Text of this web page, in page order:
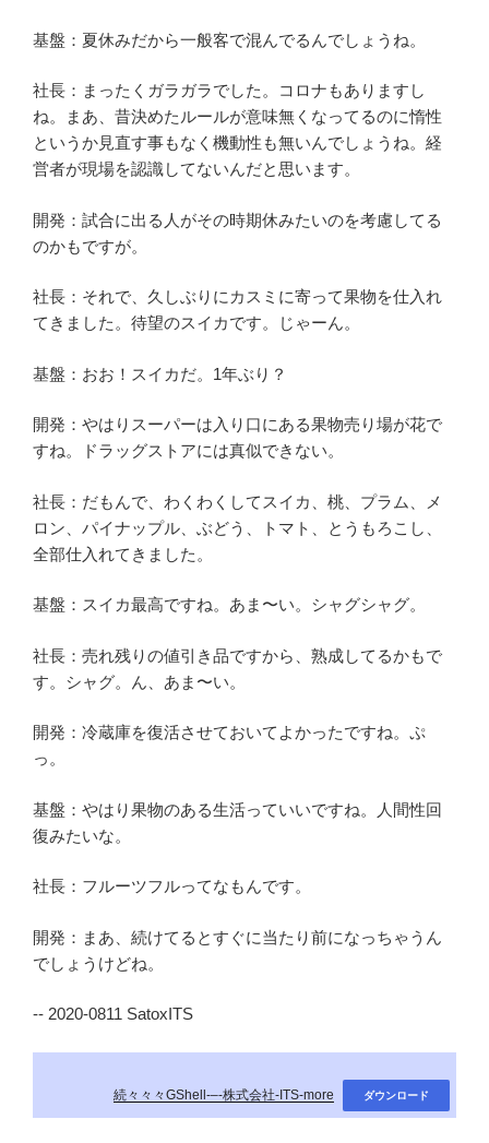
基盤：夏休みだから一般客で混んでるんでしょうね。
社長：まったくガラガラでした。コロナもありますし
ね。まあ、昔決めたルールが意味無くなってるのに惰性
というか見直す事もなく機動性も無いんでしょうね。経
営者が現場を認識してないんだと思います。
開発：試合に出る人がその時期休みたいのを考慮してる
のかもですが。
社長：それで、久しぶりにカスミに寄って果物を仕入れ
てきました。待望のスイカです。じゃーん。
基盤：おお！スイカだ。1年ぶり？
開発：やはりスーパーは入り口にある果物売り場が花で
すね。ドラッグストアには真似できない。
社長：だもんで、わくわくしてスイカ、桃、プラム、メ
ロン、パイナップル、ぶどう、トマト、とうもろこし、
全部仕入れてきました。
基盤：スイカ最高ですね。あま〜い。シャグシャグ。
社長：売れ残りの値引き品ですから、熟成してるかもで
す。シャグ。ん、あま〜い。
開発：冷蔵庫を復活させておいてよかったですね。ぷ
っ。
基盤：やはり果物のある生活っていいですね。人間性回
復みたいな。
社長：フルーツフルってなもんです。
開発：まあ、続けてるとすぐに当たり前になっちゃうん
でしょうけどね。
-- 2020-0811 SatoxITS
続々々々GShell-–-株式会社-ITS-more ダウンロード